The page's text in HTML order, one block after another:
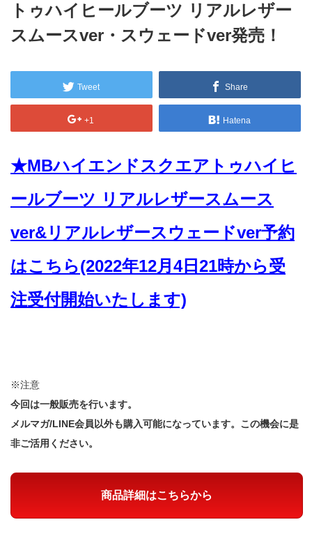
トゥハイヒールブーツ リアルレザー
スムースver・スウェードver発売！
Tweet Share
+1 Hatena
★MBハイエンドスクエアトゥハイヒ
ールブーツ リアルレザースムース
ver&リアルレザースウェードver予約
はこちら(2022年12月4日21時から受
注受付開始いたします)
※注意
今回は一般販売を行います。
メルマガ/LINE会員以外も購入可能になっています。この機会に是
非ご活用ください。
商品詳細はこちらから